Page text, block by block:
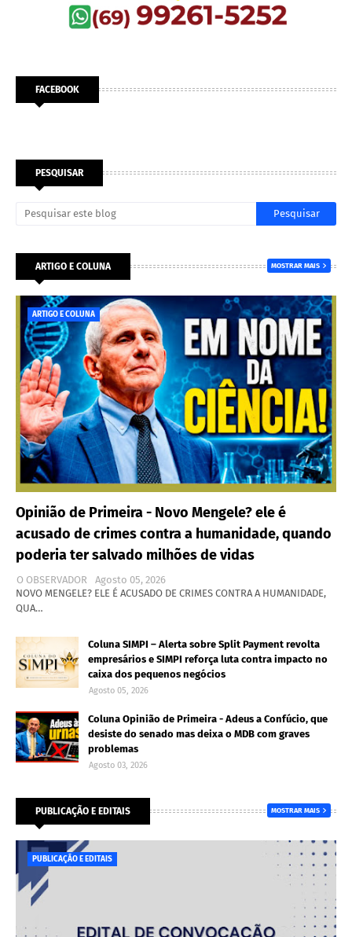
FACEBOOK
PESQUISAR
ARTIGO E COLUNA MOSTRAR MAIS
ARTIGO E COLUNA
Opinião de Primeira - Novo Mengele? ele é
acusado de crimes contra a humanidade, quando
poderia ter salvado milhões de vidas
O OBSERVADOR
Agosto 05, 2026
NOVO MENGELE? ELE É ACUSADO DE CRIMES CONTRA A HUMANIDADE,
QUA…
Coluna SIMPI – Alerta sobre Split Payment revolta
empresários e SIMPI reforça luta contra impacto no
caixa dos pequenos negócios
Agosto 05, 2026
Coluna Opinião de Primeira - Adeus a Confúcio, que
desiste do senado mas deixa o MDB com graves
problemas
Agosto 03, 2026
PUBLICAÇÃO E EDITAIS MOSTRAR MAIS
PUBLICAÇÃO E EDITAIS